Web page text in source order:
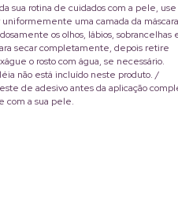
sua rotina de cuidados com a pele,
uma camada da
os olhos, lábios, sobrancelhas
secar completamente, depois retire
o rosto com água, se necessário.
não está incluído neste produto. /
de adesivo antes da aplicação
com a sua pele.